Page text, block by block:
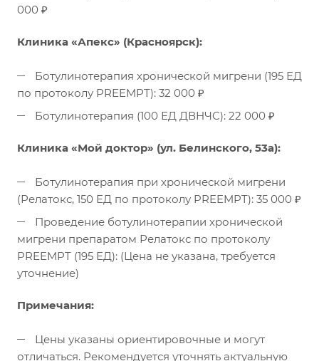
000 ₽
Клиника «Апекс» (Красноярск):
Ботулинотерапия хронической мигрени (195 ЕД
по протоколу PREEMPT): 32 000 ₽
Ботулинотерапия (100 ЕД ДВНЧС): 22 000 ₽
Клиника «Мой доктор» (ул. Белинского, 53а):
Ботулинотерапия при хронической мигрени
(Релатокс, 150 ЕД по протоколу PREEMPT): 35 000 ₽
Проведение ботулинотерапии хронической
мигрени препаратом Релатокс по протоколу
PREEMPT (195 ЕД): (Цена не указана, требуется
уточнение)
Примечания:
Цены указаны ориентировочные и могут
отличаться. Рекомендуется уточнять актуальную